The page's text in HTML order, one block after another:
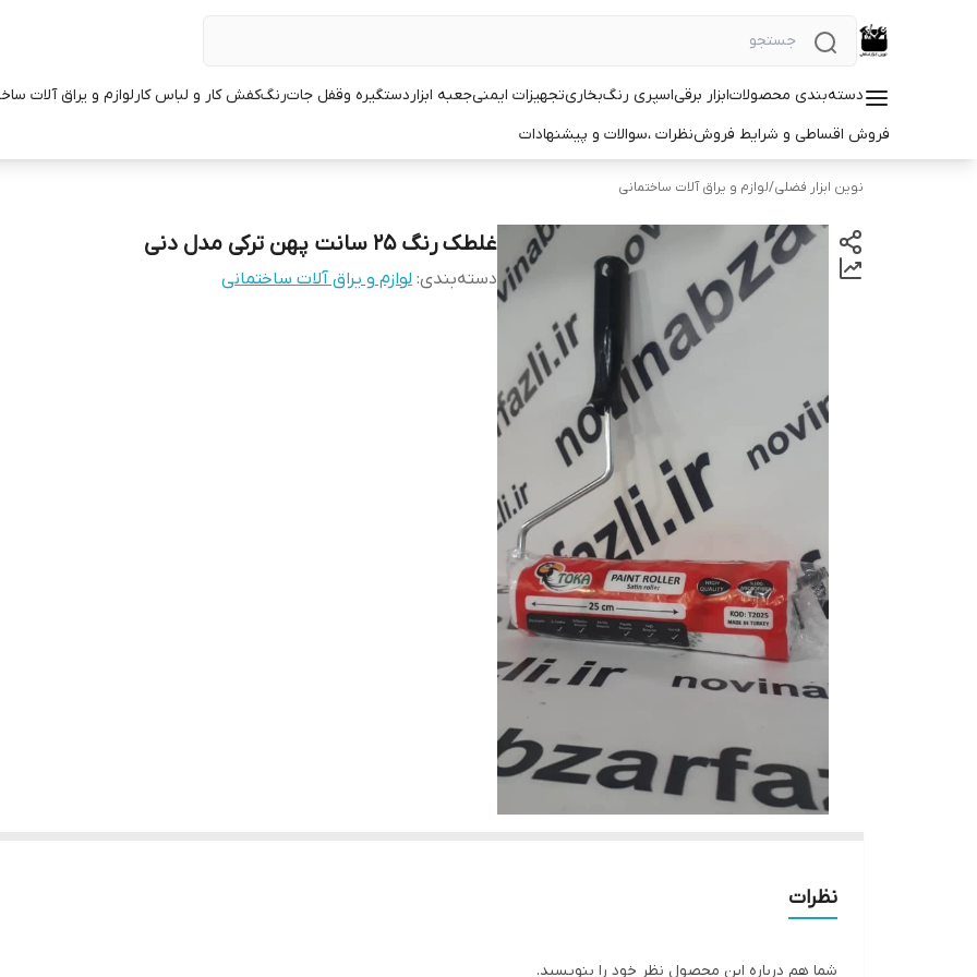
دسته‌بندی محصولاتابزار برقیاسپری رنگبخاریتجهیزات ایمنیجعبه ابزاردستگیره وقفل جاترنگکفش کار و لباس کارلوازم و یراق آلات
فروش اقساطی و شرایط فروشنظرات ،سوالات و پیشنهادات
نوین ابزار فضلی/لوازم و یراق آلات ساختمانی
غلطک رنگ 25 سانت پهن ترکی مدل دنی
دسته‌بندی: لوازم و یراق آلات ساختمانی
نظرات
شما هم درباره این محصول نظر خود را بنویسید.